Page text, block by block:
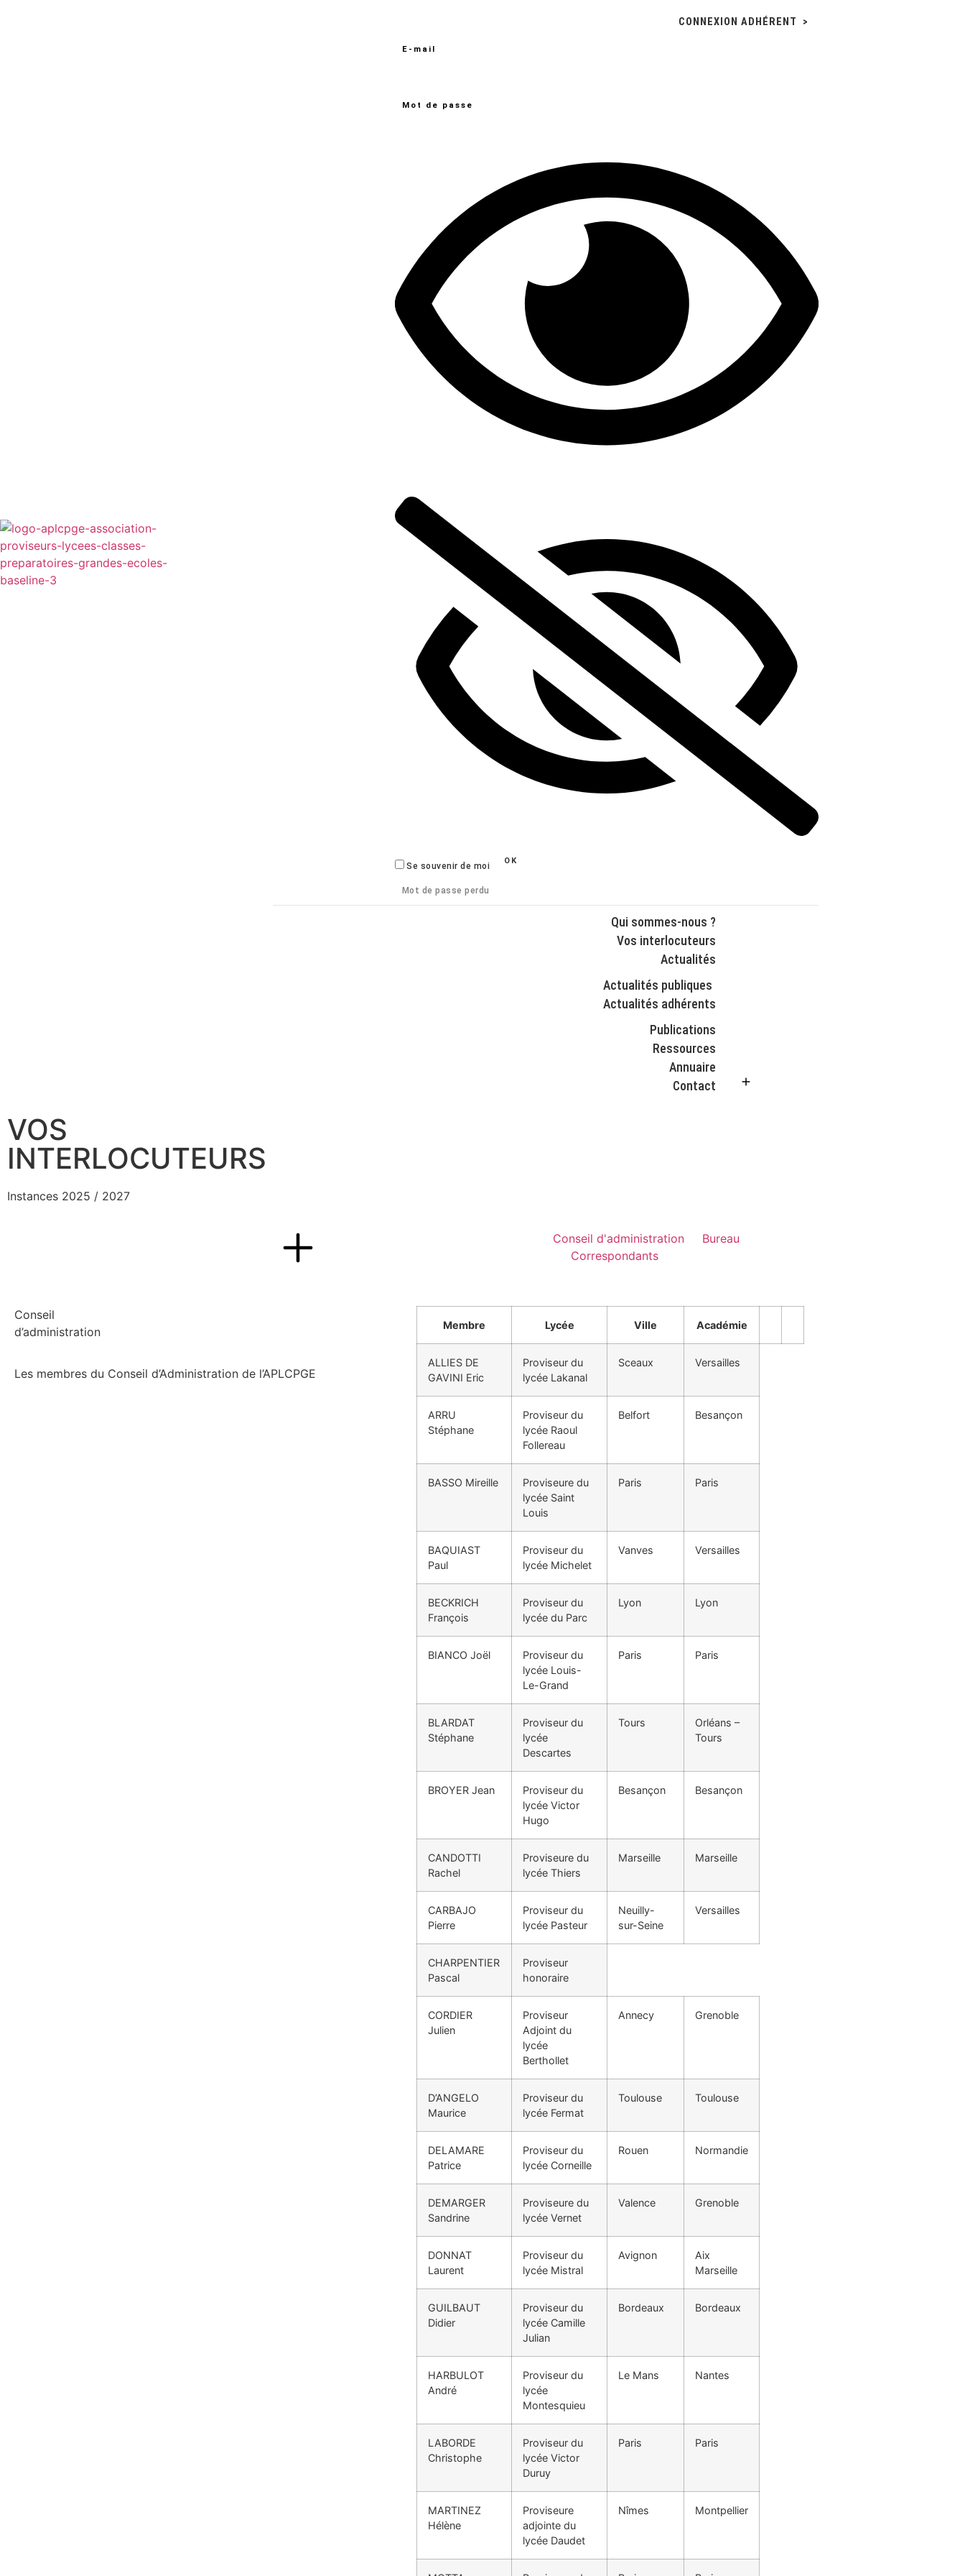
CONNEXION ADHÉRENT >
Se souvenir de moi
Mot de passe perdu
Qui sommes-nous ?
Vos interlocuteurs
Actualités
Actualités publiques
Actualités adhérents
Publications
Ressources
Annuaire
Contact
VOS
INTERLOCUTEURS
Instances 2025 / 2027
Conseil d'administration
Bureau
Correspondants
Conseil
d’administration
Les membres du Conseil d’Administration de l’APLCPGE
Membre Lycée Ville Académie
ALLIES DE
GAVINI Eric
Proviseur du
lycée Lakanal
Sceaux Versailles
ARRU
Stéphane
Proviseur du
lycée Raoul
Follereau
Belfort Besançon
BASSO Mireille
Proviseure du
lycée Saint
Louis
Paris Paris
BAQUIAST
Paul
Proviseur du
lycée Michelet
Vanves Versailles
BECKRICH
François
Proviseur du
lycée du Parc
Lyon Lyon
BIANCO Joël
Proviseur du
lycée Louis-
Le-Grand
Paris Paris
BLARDAT
Stéphane
Proviseur du
lycée
Descartes
Tours
Orléans –
Tours
BROYER Jean
Proviseur du
lycée Victor
Hugo
Besançon Besançon
CANDOTTI
Rachel
Proviseure du
lycée Thiers
Marseille Marseille
CARBAJO
Pierre
Proviseur du
lycée Pasteur
Neuilly-
sur-Seine
Versailles
CHARPENTIER
Pascal
Proviseur
honoraire
CORDIER
Julien
Proviseur
Adjoint du
lycée
Berthollet
Annecy Grenoble
D’ANGELO
Maurice
Proviseur du
lycée Fermat
Toulouse Toulouse
DELAMARE
Patrice
Proviseur du
lycée Corneille
Rouen Normandie
DEMARGER
Sandrine
Proviseure du
lycée Vernet
Valence Grenoble
DONNAT
Laurent
Proviseur du
lycée Mistral
Avignon
Aix
Marseille
GUILBAUT
Didier
Proviseur du
lycée Camille
Julian
Bordeaux Bordeaux
HARBULOT
André
Proviseur du
lycée
Montesquieu
Le Mans Nantes
LABORDE
Christophe
Proviseur du
lycée Victor
Duruy
Paris Paris
MARTINEZ
Hélène
Proviseure
adjointe du
lycée Daudet
Nîmes Montpellier